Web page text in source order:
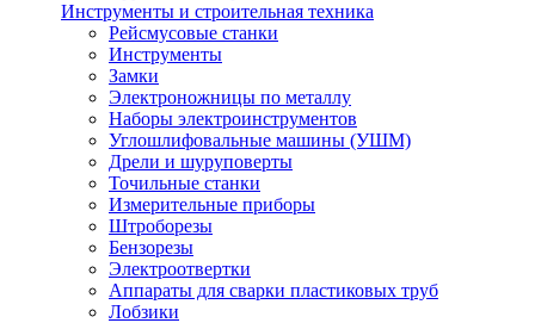
Инструменты и строительная техника
Рейсмусовые станки
Инструменты
Замки
Электроножницы по металлу
Наборы электроинструментов
Углошлифовальные машины (УШМ)
Дрели и шуруповерты
Точильные станки
Измерительные приборы
Штроборезы
Бензорезы
Электроотвертки
Аппараты для сварки пластиковых труб
Лобзики